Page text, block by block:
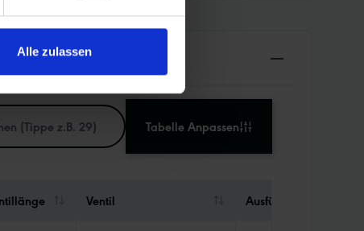
Alle zulassen
Tabelle Anpassen
Ventil Ausführung Schlauch